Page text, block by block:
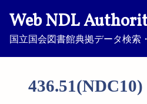
Web NDL
国立国会図書館典拠データ検索